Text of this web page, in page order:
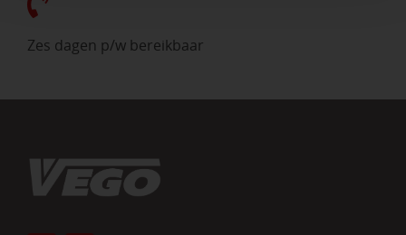
Zes dagen p/w bereikbaar